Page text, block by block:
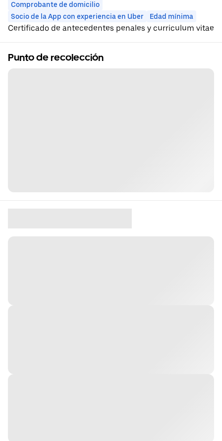
Comprobante de domicilio
Socio de la App con experiencia en Uber
Edad mínima
Certificado de antecedentes penales y curriculum vitae
Punto de recolección